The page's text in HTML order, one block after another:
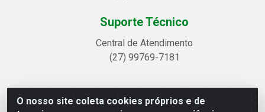
O nosso site coleta cookies próprios e de
Suporte Técnico
Central de Atendimento
(27) 99769-7181
Linhavix Distribuidora LTDA - Avenida Alegre, 2521 -